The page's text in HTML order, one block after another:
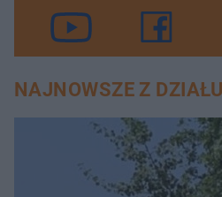
NAJNOWSZE Z